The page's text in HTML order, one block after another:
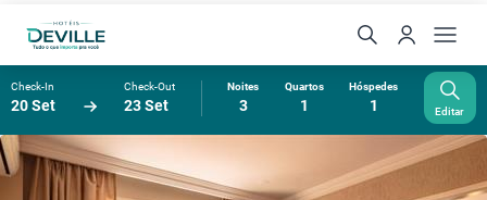
Check-In
20 Set
Check-Out
23 Set
Noites
3
Quartos
1
Hóspedes
1 Editar